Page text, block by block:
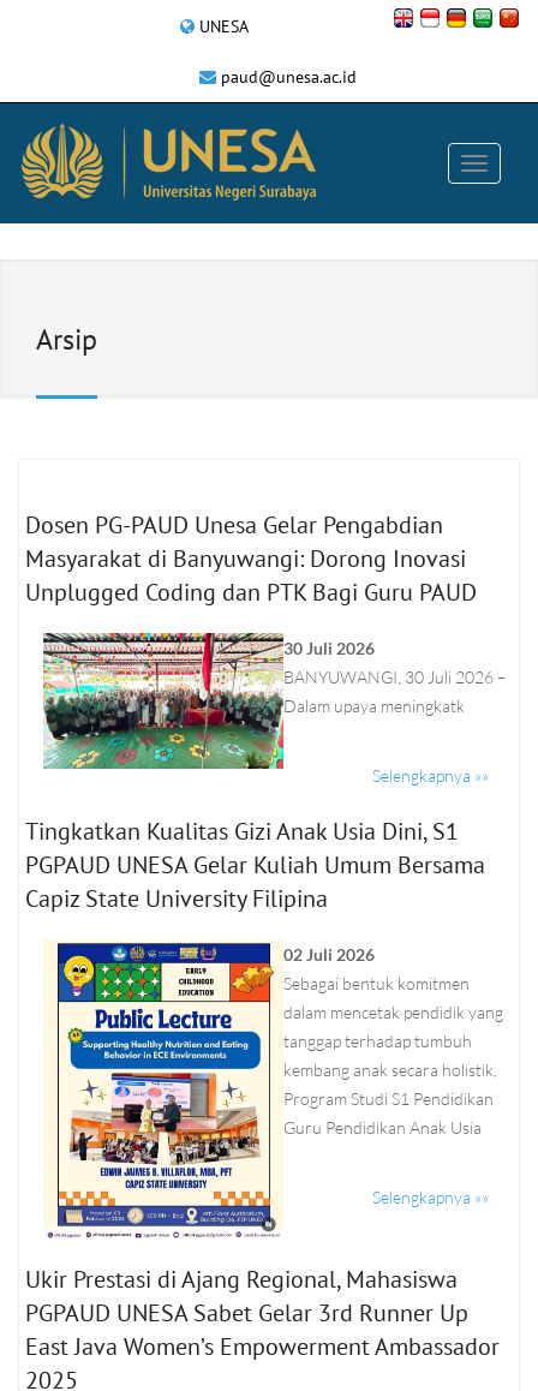
UNESA
paud@unesa.ac.id
Arsip
Dosen PG-PAUD Unesa Gelar Pengabdian
Masyarakat di Banyuwangi: Dorong Inovasi
Unplugged Coding dan PTK Bagi Guru PAUD
30 Juli 2026
BANYUWANGI, 30 Juli 2026 –
Dalam upaya meningkatk
Selengkapnya »»
Tingkatkan Kualitas Gizi Anak Usia Dini, S1
PGPAUD UNESA Gelar Kuliah Umum Bersama
Capiz State University Filipina
02 Juli 2026
Sebagai bentuk komitmen
dalam mencetak pendidik yang
tanggap terhadap tumbuh
kembang anak secara holistik,
Program Studi S1 Pendidikan
Guru Pendidikan Anak Usia
Selengkapnya »»
Ukir Prestasi di Ajang Regional, Mahasiswa
PGPAUD UNESA Sabet Gelar 3rd Runner Up
East Java Women’s Empowerment Ambassador
2025